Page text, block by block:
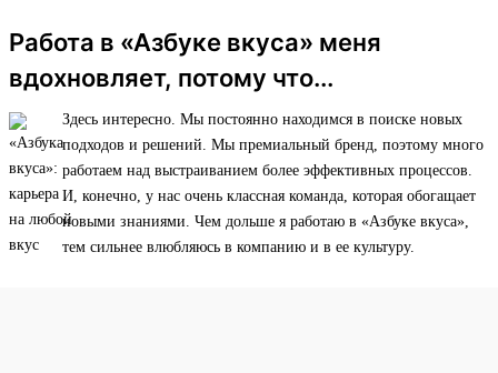
Работа в «Азбуке вкуса» меня
вдохновляет, потому что...
Здесь интересно. Мы постоянно находимся в поиске новых
подходов и решений. Мы премиальный бренд, поэтому много
работаем над выстраиванием более эффективных процессов.
И, конечно, у нас очень классная команда, которая обогащает
новыми знаниями. Чем дольше я работаю в «Азбуке вкуса»,
тем сильнее влюбляюсь в компанию и в ее культуру.